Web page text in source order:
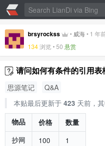
brsyrockss • 威海• 1 年
134浏览 •50 悬赏
请问如何有条件的引用
思源笔记
Q&A
本贴最后更新于 423 天前，
物品
价格
数量
抄网
100
1